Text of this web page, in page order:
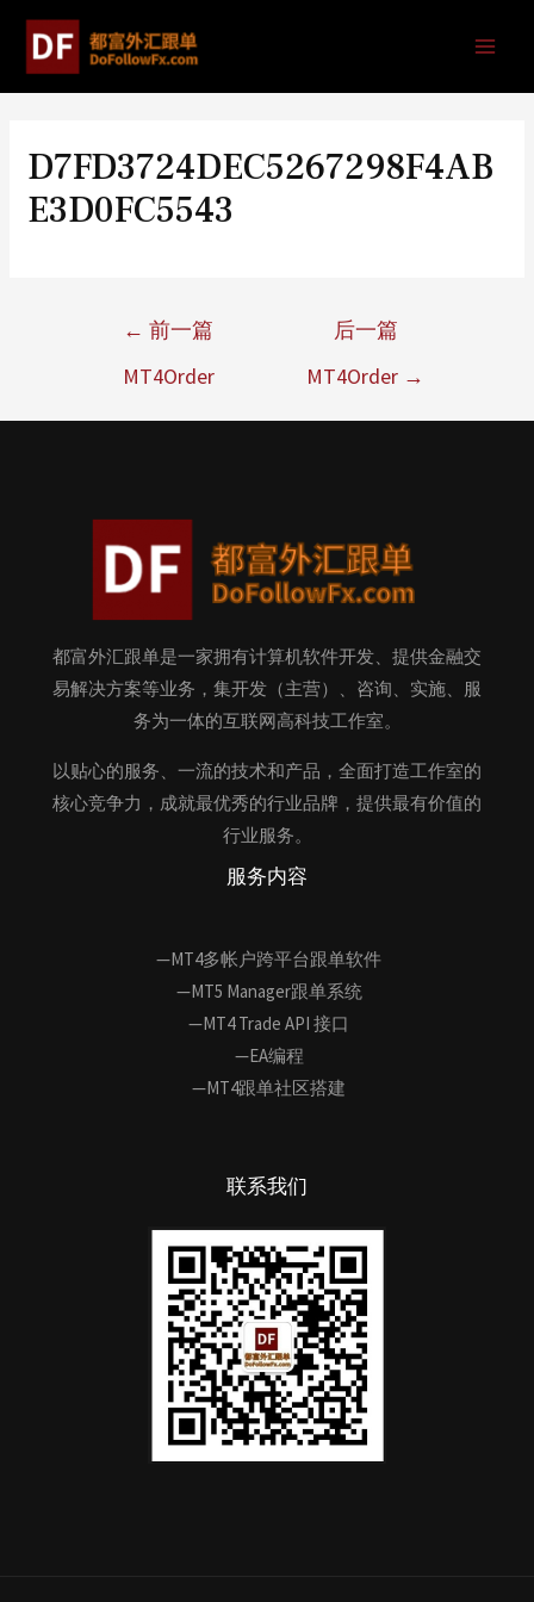
D7FD3724DEC5267298F4AB
E3D0FC5543
← 前一篇
MT4Order
后一篇
MT4Order →
都富外汇跟单是一家拥有计算机软件开发、提供金融交
易解决方案等业务，集开发（主营）、咨询、实施、服
务为一体的互联网高科技工作室。
以贴心的服务、一流的技术和产品，全面打造工作室的
核心竞争力，成就最优秀的行业品牌，提供最有价值的
行业服务。
服务内容
—MT4多帐户跨平台跟单软件
—MT5 Manager跟单系统
—MT4 Trade API 接口
—EA编程
—MT4跟单社区搭建
联系我们